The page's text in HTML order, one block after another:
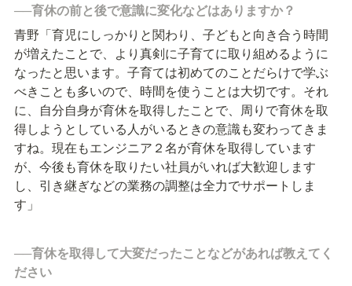
──育休の前と後で意識に変化などはありますか？
青野「育児にしっかりと関わり、子どもと向き合う時間
が増えたことで、より真剣に子育てに取り組めるように
なったと思います。子育ては初めてのことだらけで学ぶ
べきことも多いので、時間を使うことは大切です。それ
に、自分自身が育休を取得したことで、周りで育休を取
得しようとしている人がいるときの意識も変わってきま
すね。現在もエンジニア２名が育休を取得しています
が、今後も育休を取りたい社員がいれば大歓迎します
し、引き継ぎなどの業務の調整は全力でサポートしま
す」
──育休を取得して大変だったことなどがあれば教えてく
ださい